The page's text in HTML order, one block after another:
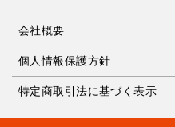
会社概要
個人情報保護方針
特定商取引法に基づく表示